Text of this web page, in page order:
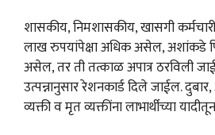
शासकीय, निमशासकीय, खासगी
लाख रुपयांपेक्षा अधिक असेल, अशांकडे
असेल, तर ती तत्काळ अपात्र ठरविली
उत्पन्नानुसार रेशनकार्ड दिले जाईल.
व्यक्ती व मृत व्यक्तींना लाभार्थीच्या